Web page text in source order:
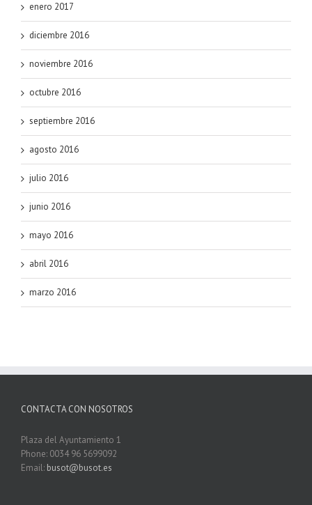
enero 2017
diciembre 2016
noviembre 2016
octubre 2016
septiembre 2016
agosto 2016
julio 2016
junio 2016
mayo 2016
abril 2016
marzo 2016
CONTACTA CON NOSOTROS
Plaza del Ayuntamiento 1
Phone: 0034 96 5699092
Email: busot@busot.es